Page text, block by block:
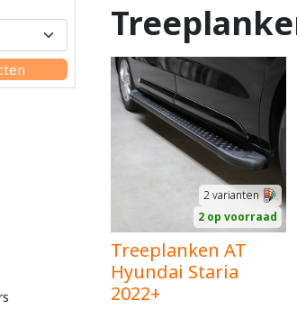
2varianten
2 op voorraad
Treeplanken AT
Hyundai Staria
2022+